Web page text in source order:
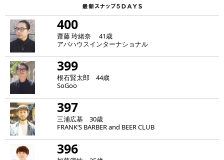
400
齋藤 玲緒奈 41歳
アバハウスインターナショナル
399
根石賢太郎 44歳
SoGoo
397
三浦広基 30歳
FRANK‘S BARBER and BEER CLUB
396